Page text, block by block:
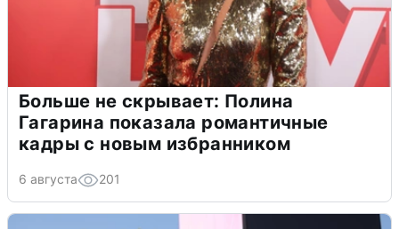
Больше не скрывает: Полина
Гагарина показала романтичные
кадры с новым избранником
6 августа 201